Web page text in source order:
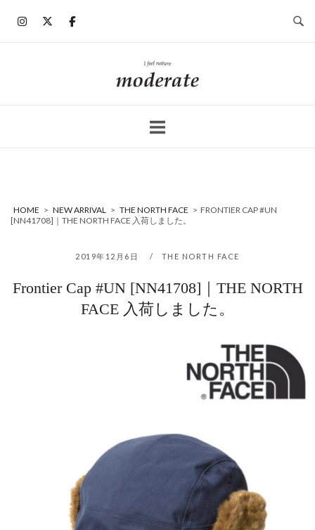
ホ
ー
HOME > NEW ARRIVAL > THE NORTH FACE > FRONTIER CAP #UN
[NN41708]｜THE NORTH FACE 入荷しました。
2019年12月6日 THE NORTH FACE
Frontier Cap #UN [NN41708]｜THE NORTH
FACE 入荷しました。